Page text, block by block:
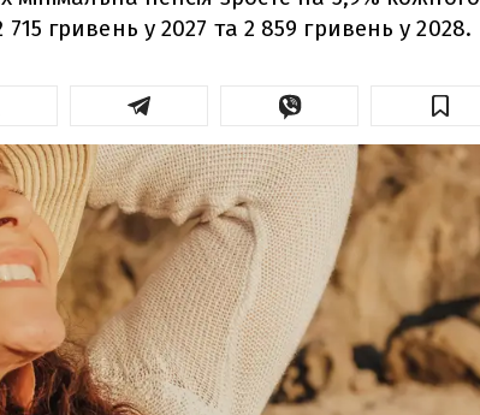
гривень у 2027 та 2 859 гривень у 2028.